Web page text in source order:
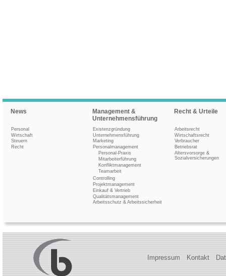
News
Personal
Wirtschaft
Steuern
Recht
Management &
Unternehmensführung
Existenzgründung
Unternehmensführung
Marketing
Personalmanagement
Personal-Praxis
Mitarbeiterführung
Konfliktmanagement
Teamarbeit
Controlling
Projektmanagement
Einkauf & Vertrieb
Qualitätsmanagement
Arbeitsschutz & Arbeitssicherheit
Recht & Urteile
Arbeitsrecht
Wirtschaftsrecht
Verbraucher
Betriebsrat
Altersvorsorge &
Sozialversicherungen
Impressum Kontakt